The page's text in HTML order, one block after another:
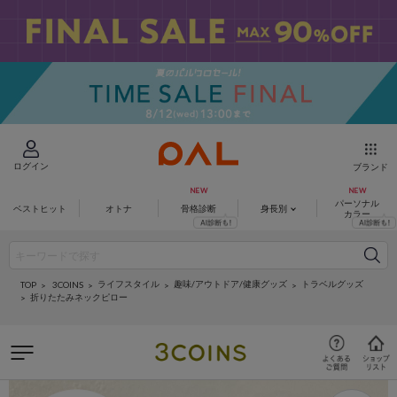
ログイン ブランド
ベストヒット オトナ 骨格診断 身長別
パーソナル
カラー
TOP 3COINS ライフスタイル 趣味/アウトドア/健康グッズ
トラベルグッズ
折りたたみネックピロー